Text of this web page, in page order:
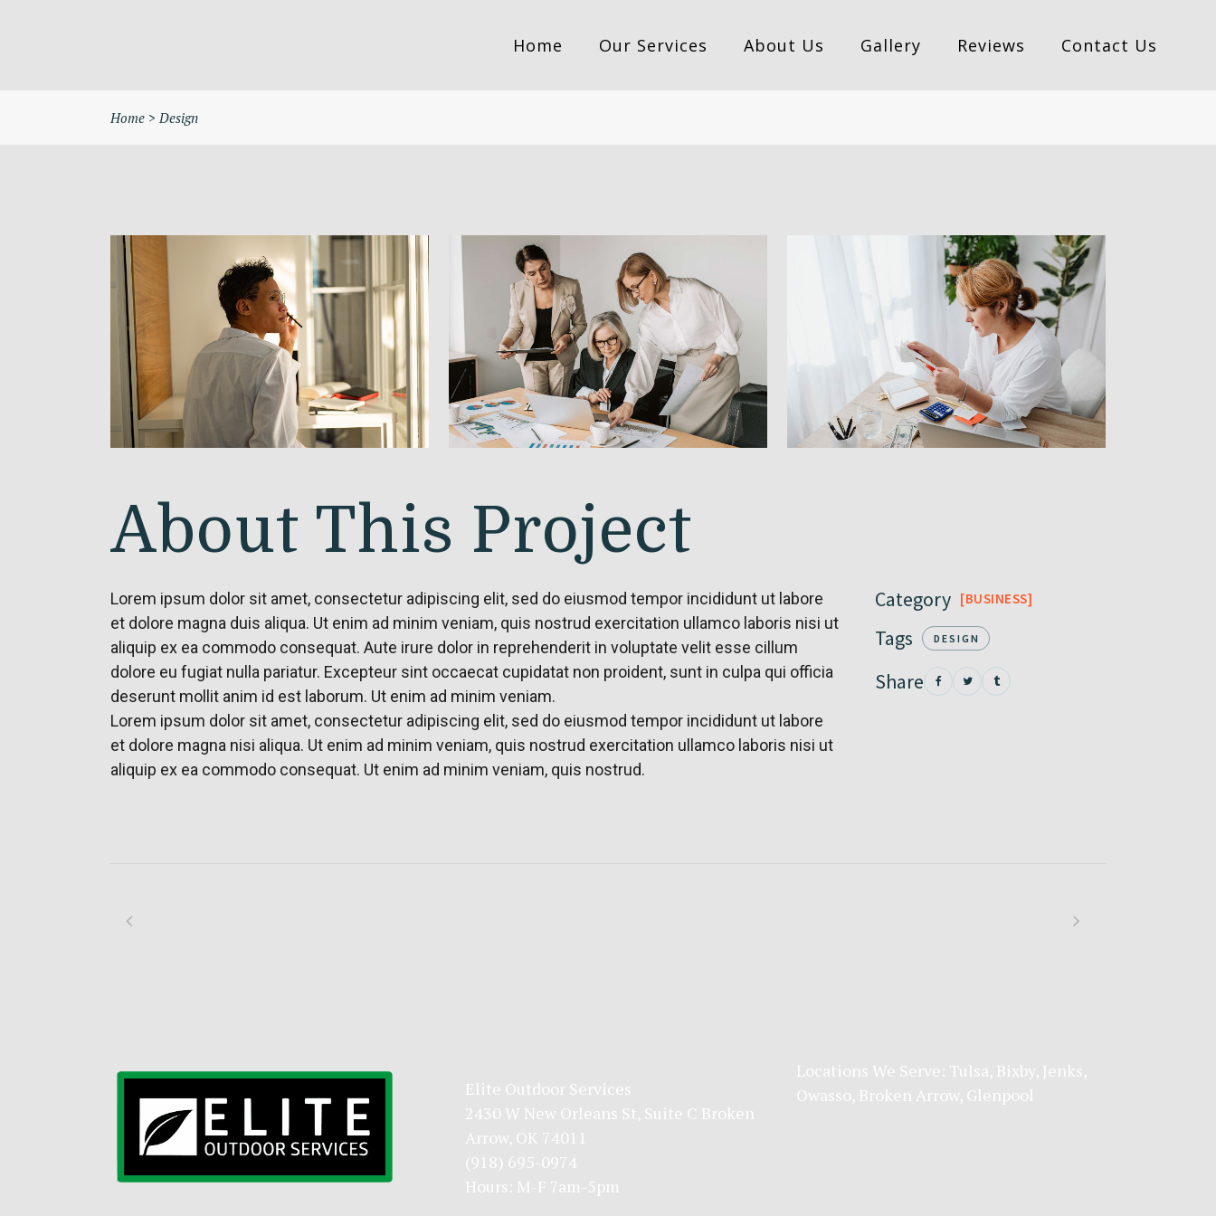
Home Our Services About Us Gallery Reviews Contact Us
Home >Design
About This Project
Lorem ipsum dolor sit amet, consectetur adipiscing elit, sed do eiusmod tempor incididunt ut labore
et dolore magna duis aliqua. Ut enim ad minim veniam, quis nostrud exercitation ullamco laboris nisi ut
aliquip ex ea commodo consequat. Aute irure dolor in reprehenderit in voluptate velit esse cillum
dolore eu fugiat nulla pariatur. Excepteur sint occaecat cupidatat non proident, sunt in culpa qui officia
deserunt mollit anim id est laborum. Ut enim ad minim veniam.
Lorem ipsum dolor sit amet, consectetur adipiscing elit, sed do eiusmod tempor incididunt ut labore
et dolore magna nisi aliqua. Ut enim ad minim veniam, quis nostrud exercitation ullamco laboris nisi ut
aliquip ex ea commodo consequat. Ut enim ad minim veniam, quis nostrud.
Category BUSINESS
Tags DESIGN
Share
Elite Outdoor Services
2430 W New Orleans St, Suite C Broken
Arrow, OK 74011
(918) 695-0974
Hours: M-F 7am-5pm
Locations We Serve: Tulsa, Bixby, Jenks,
Owasso, Broken Arrow, Glenpool